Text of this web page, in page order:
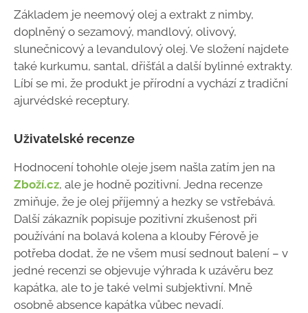
Základem je neemový olej a extrakt z nimby,
doplněný o sezamový, mandlový, olivový,
slunečnicový a levandulový olej. Ve složení najdete
také kurkumu, santal, dřišťál a další bylinné extrakty.
Líbí se mi, že produkt je přírodní a vychází z tradiční
ajurvédské receptury.
Uživatelské recenze
Hodnocení tohohle oleje jsem našla zatím jen na
Zboží.cz, ale je hodně pozitivní. Jedna recenze
zmiňuje, že je olej příjemný a hezky se vstřebává.
Další zákazník popisuje pozitivní zkušenost při
používání na bolavá kolena a klouby Férově je
potřeba dodat, že ne všem musí sednout balení – v
jedné recenzi se objevuje výhrada k uzávěru bez
kapátka, ale to je také velmi subjektivní. Mně
osobně absence kapátka vůbec nevadí.